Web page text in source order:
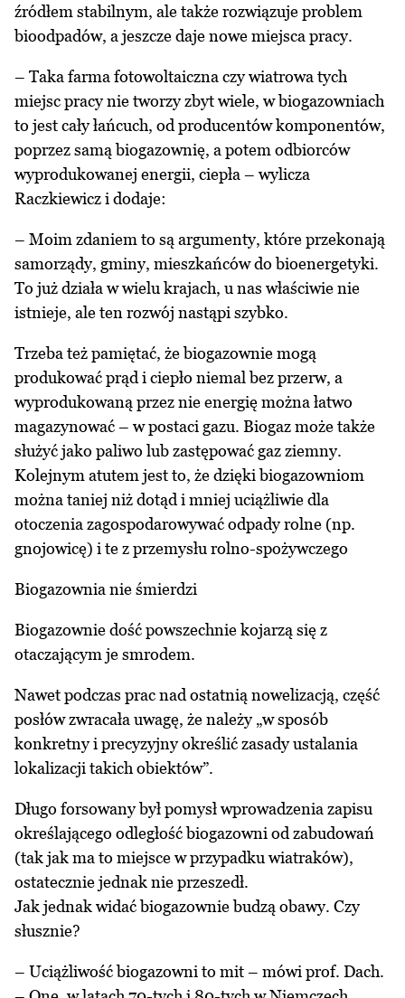
źródłem stabilnym, ale także rozwiązuje problem
bioodpadów, a jeszcze daje nowe miejsca pracy.
– Taka farma fotowoltaiczna czy wiatrowa tych
miejsc pracy nie tworzy zbyt wiele, w biogazowniach
to jest cały łańcuch, od producentów komponentów,
poprzez samą biogazownię, a potem odbiorców
wyprodukowanej energii, ciepła – wylicza
Raczkiewicz i dodaje:
– Moim zdaniem to są argumenty, które przekonają
samorządy, gminy, mieszkańców do bioenergetyki.
To już działa w wielu krajach, u nas właściwie nie
istnieje, ale ten rozwój nastąpi szybko.
Trzeba też pamiętać, że biogazownie mogą
produkować prąd i ciepło niemal bez przerw, a
wyprodukowaną przez nie energię można łatwo
magazynować – w postaci gazu. Biogaz może także
służyć jako paliwo lub zastępować gaz ziemny.
Kolejnym atutem jest to, że dzięki biogazowniom
można taniej niż dotąd i mniej uciążliwie dla
otoczenia zagospodarowywać odpady rolne (np.
gnojowicę) i te z przemysłu rolno-spożywczego
Biogazownia nie śmierdzi
Biogazownie dość powszechnie kojarzą się z
otaczającym je smrodem.
Nawet podczas prac nad ostatnią nowelizacją, część
posłów zwracała uwagę, że należy „w sposób
konkretny i precyzyjny określić zasady ustalania
lokalizacji takich obiektów”.
Długo forsowany był pomysł wprowadzenia zapisu
określającego odległość biogazowni od zabudowań
(tak jak ma to miejsce w przypadku wiatraków),
ostatecznie jednak nie przeszedł.
Jak jednak widać biogazownie budzą obawy. Czy
słusznie?
– Uciążliwość biogazowni to mit – mówi prof. Dach.